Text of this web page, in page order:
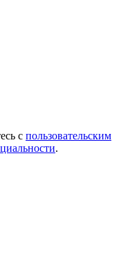
с пользовательским
.